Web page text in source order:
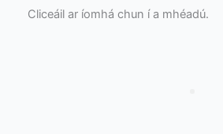
Cliceáil ar íomhá chun í a mhéadú.